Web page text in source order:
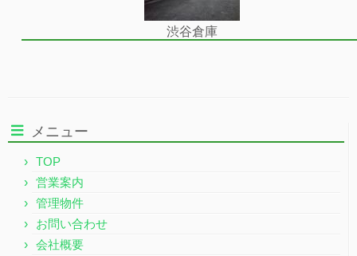
渋谷倉庫
メニュー
TOP
営業案内
管理物件
お問い合わせ
会社概要